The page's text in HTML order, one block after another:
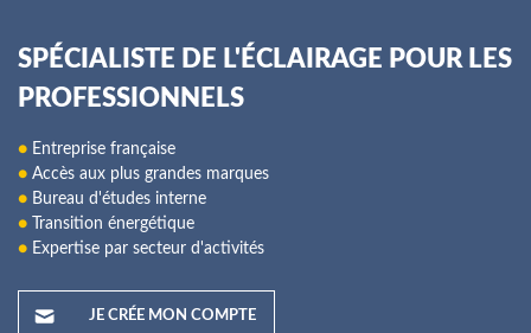
SPÉCIALISTE DE L'ÉCLAIRAGE POUR LES
PROFESSIONNELS
● Entreprise française
● Accès aux plus grandes marques
● Bureau d'études interne
● Transition énergétique
● Expertise par secteur d'activités
JE CRÉE MON COMPTE